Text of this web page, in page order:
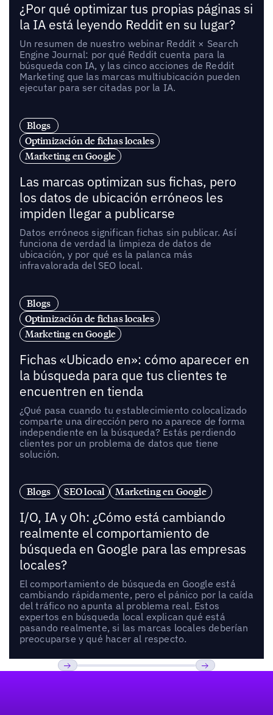
¿Por qué optimizar tus propias páginas si
la IA está leyendo Reddit en su lugar?
Un resumen de nuestro webinar Reddit × Search
Engine Journal: por qué Reddit cuenta para la
búsqueda con IA, y las cinco acciones de Reddit
Marketing que las marcas multiubicación pueden
ejecutar para ser citadas por la IA.
Blogs
Optimización de fichas locales
Marketing en Google
Las marcas optimizan sus fichas, pero
los datos de ubicación erróneos les
impiden llegar a publicarse
Datos erróneos significan fichas sin publicar. Así
funciona de verdad la limpieza de datos de
ubicación, y por qué es la palanca más
infravalorada del SEO local.
Blogs
Optimización de fichas locales
Marketing en Google
Fichas «Ubicado en»: cómo aparecer en
la búsqueda para que tus clientes te
encuentren en tienda
¿Qué pasa cuando tu establecimiento colocalizado
comparte una dirección pero no aparece de forma
independiente en la búsqueda? Estás perdiendo
clientes por un problema de datos que tiene
solución.
Blogs SEO local Marketing en Google
I/O, IA y Oh: ¿Cómo está cambiando
realmente el comportamiento de
búsqueda en Google para las empresas
locales?
El comportamiento de búsqueda en Google está
cambiando rápidamente, pero el pánico por la caída
del tráfico no apunta al problema real. Estos
expertos en búsqueda local explican qué está
pasando realmente, si las marcas locales deberían
preocuparse y qué hacer al respecto.